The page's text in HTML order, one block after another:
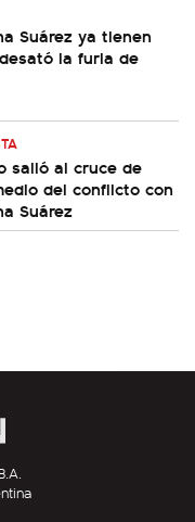
Suárez ya tienen
la furia de
salió al cruce de
del conflicto con
Suárez